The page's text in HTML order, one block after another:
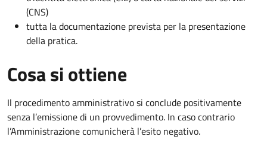
(CNS)
tutta la documentazione prevista per la presentazione
della pratica.
Cosa si ottiene
Il procedimento amministrativo si conclude positivamente
senza l’emissione di un provvedimento. In caso contrario
l’Amministrazione comunicherà l’esito negativo.